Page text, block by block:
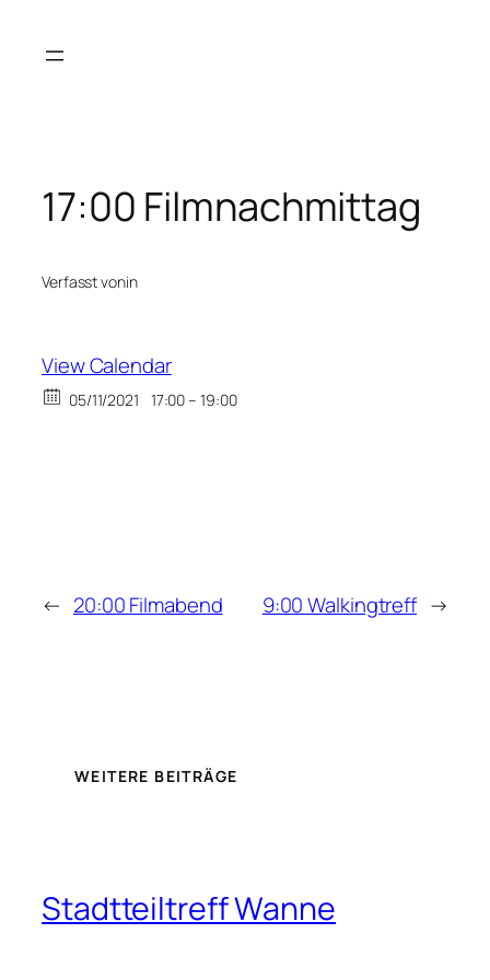
Inhalt
17:00 Filmnachmittag
Verfasst vonin
View Calendar
05/11/2021 17:00 – 19:00
← 20:00 Filmabend 9:00 Walkingtreff →
WEITERE BEITRÄGE
Stadtteiltreff Wanne